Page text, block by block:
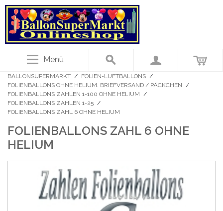
Menü
BALLONSUPERMARKT / FOLIEN-LUFTBALLONS /
FOLIENBALLONS OHNE HELIUM. BRIEFVERSAND / PÄCKCHEN /
FOLIENBALLONS ZAHLEN 1-100 OHNE HELIUM /
FOLIENBALLONS ZAHLEN 1-25 /
FOLIENBALLONS ZAHL 6 OHNE HELIUM
FOLIENBALLONS ZAHL 6 OHNE
HELIUM